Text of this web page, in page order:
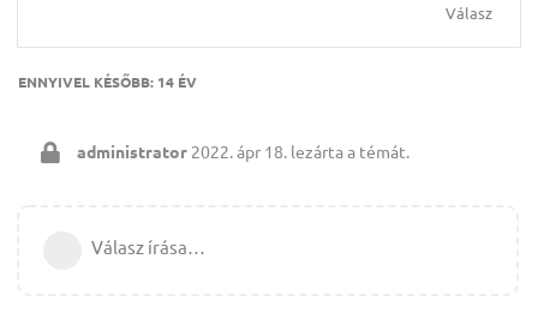
Válasz
ENNYIVEL KÉSŐBB: 14 ÉV
administrator 2022. ápr 18. lezárta a témát.
Válasz írása…